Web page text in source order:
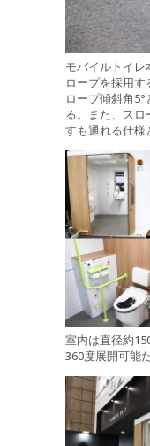
モバイルトイレ
ロープを採用
ロープ傾斜角
る。また、スロ
すも通れる仕様
室内は直径約
360度展開可能だ